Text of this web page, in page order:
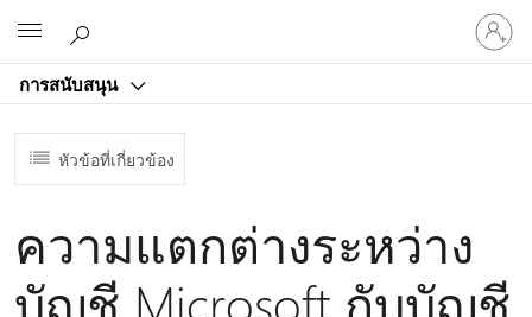
การสนับสนุน
ลงชื่อ
เข้า
บัญชี
หัวข้อที่เกี่ยวข้อง
ความแตกต่างระหว่าง
บัญชี Microsoft กับบัญชี